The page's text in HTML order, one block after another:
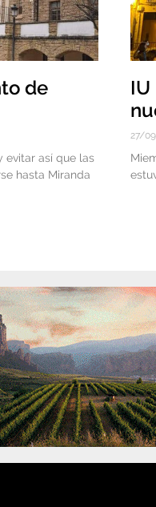
de
evitar así que las
hasta Miranda
IU
27/